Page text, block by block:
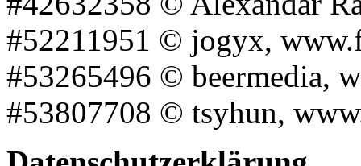
#52211951 © jogyx,
#53265496 © beermedia,
#53807708 © tsyhun,